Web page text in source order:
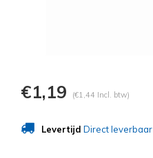
€1,19 (€1,44 Incl. btw)
Levertijd Direct leverbaar